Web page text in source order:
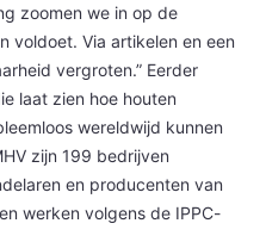
zoomen we in op de
voldoet. Via artikelen en een
vergroten.” Eerder
laat zien hoe houten
wereldwijd kunnen
zijn 199 bedrijven
en producenten van
werken volgens de IPPC-